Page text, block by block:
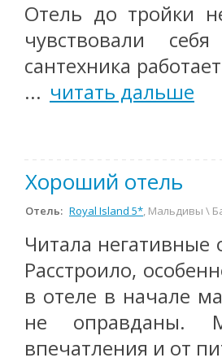
Отель до тройки
чувствовали
сантехника
... читать дальше
Хороший отель
Отель: Royal Island 5*, Мальдивы \
Читала негативные
Расстроило,
в отеле в начале
не оправданы.
впечатления и от